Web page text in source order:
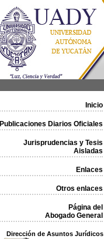
Inicio
Publicaciones Diarios Oficiales
Jurisprudencias y Tesis
Aisladas
Enlaces
Otros enlaces
Página del
Abogado General
Dirección de Asuntos Jurídicos